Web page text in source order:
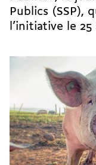
Publics (SSP),
l’initiative le